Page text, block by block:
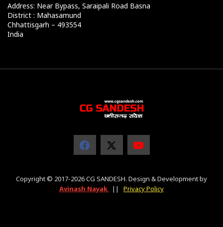
Address: Near Bypass, Saraipali Road Basna
District : Mahasamund
Chhattisgarh – 493554
India
Copyright © 2017-2026 CG SANDESH. Design & Development by
Avinash Nayak
|| Privacy Policy